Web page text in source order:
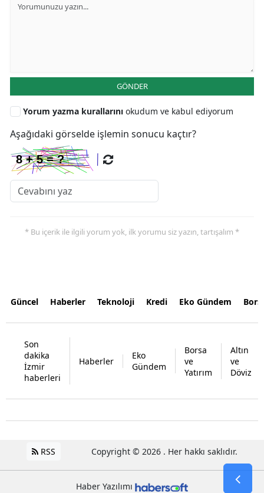
GÖNDER
Yorum yazma kurallarını okudum ve kabul ediyorum
Aşağıdaki görselde işlemin sonucu kaçtır?
* Bu içerik ile ilgili yorum yok, ilk yorumu siz yazın, tartışalım *
Güncel Haberler Teknoloji Kredi Eko Gündem
Son
dakika
İzmir
haberleri
Haberler
Eko
Gündem
Borsa
ve
Yatırım
Altın
ve
Döviz
RSS Copyright © 2026 . Her hakkı saklıdır.
Haber Yazılımı